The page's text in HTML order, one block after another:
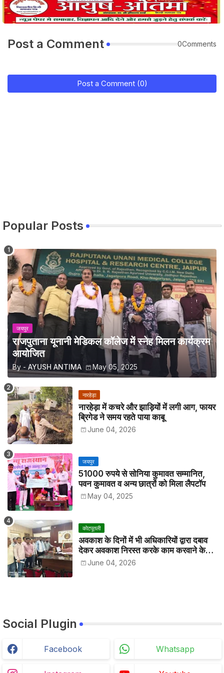
Post a Comment 0Comments
Post a Comment (0)
Popular Posts
जयपुर
राजपुताना यूनानी मेडिकल कॉलेज में स्नेह मिलन कार्यक्रम
आयोजित
By - AYUSH ANTIMA May 05, 2025
नारहेड़ा
नारहेड़ा में कचरे और झाड़ियों में लगी आग, फायर
ब्रिगेड ने समय रहते पाया काबू
June 04, 2026
जयपुर
51000 रुपये से सोनिया कुमावत सम्मानित,
पवन कुमावत व अन्य छात्रों को मिला लैपटॉप
May 04, 2025
कोटपूतली
अवकाश के दिनों में भी अधिकारियों द्वारा दबाव
देकर अवकाश निरस्त करके काम करवाने के
विरोध में कर्मचारियों ने जिला कलेक्टर को सीएस
के नाम दिया ज्ञापन
June 04, 2026
Social Plugin
Facebook Whatsapp